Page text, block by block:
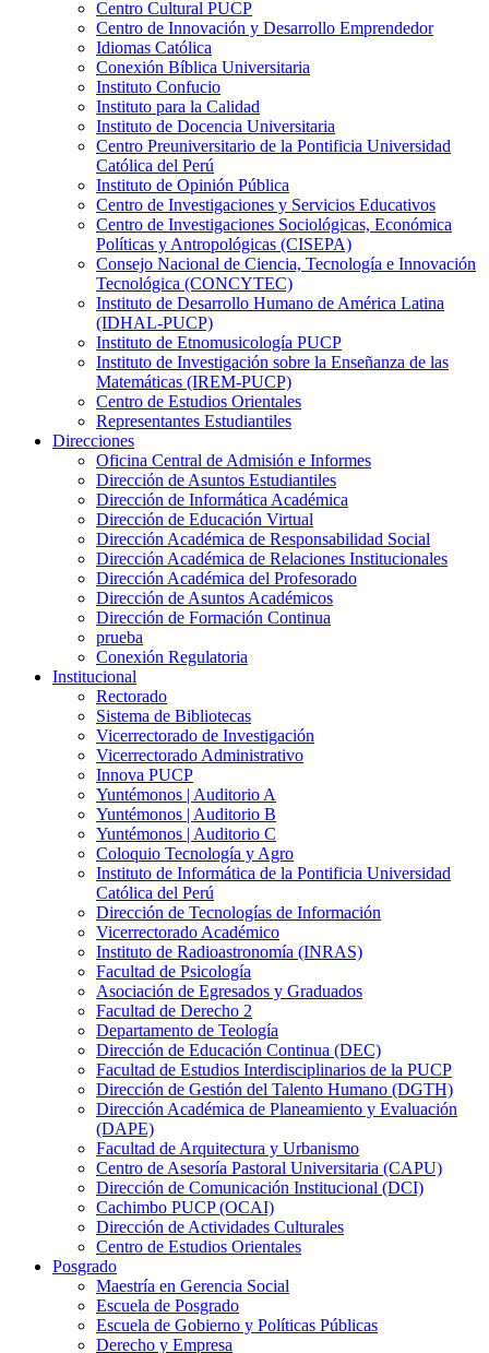
Centro Cultural PUCP
Centro de Innovación y Desarrollo Emprendedor
Idiomas Católica
Conexión Bíblica Universitaria
Instituto Confucio
Instituto para la Calidad
Instituto de Docencia Universitaria
Centro Preuniversitario de la Pontificia Universidad
Católica del Perú
Instituto de Opinión Pública
Centro de Investigaciones y Servicios Educativos
Centro de Investigaciones Sociológicas, Económica
Políticas y Antropológicas (CISEPA)
Consejo Nacional de Ciencia, Tecnología e Innovación
Tecnológica (CONCYTEC)
Instituto de Desarrollo Humano de América Latina
(IDHAL-PUCP)
Instituto de Etnomusicología PUCP
Instituto de Investigación sobre la Enseñanza de las
Matemáticas (IREM-PUCP)
Centro de Estudios Orientales
Representantes Estudiantiles
Direcciones
Oficina Central de Admisión e Informes
Dirección de Asuntos Estudiantiles
Dirección de Informática Académica
Dirección de Educación Virtual
Dirección Académica de Responsabilidad Social
Dirección Académica de Relaciones Institucionales
Dirección Académica del Profesorado
Dirección de Asuntos Académicos
Dirección de Formación Continua
prueba
Conexión Regulatoria
Institucional
Rectorado
Sistema de Bibliotecas
Vicerrectorado de Investigación
Vicerrectorado Administrativo
Innova PUCP
Yuntémonos | Auditorio A
Yuntémonos | Auditorio B
Yuntémonos | Auditorio C
Coloquio Tecnología y Agro
Instituto de Informática de la Pontificia Universidad
Católica del Perú
Dirección de Tecnologías de Información
Vicerrectorado Académico
Instituto de Radioastronomía (INRAS)
Facultad de Psicología
Asociación de Egresados y Graduados
Facultad de Derecho 2
Departamento de Teología
Dirección de Educación Continua (DEC)
Facultad de Estudios Interdisciplinarios de la PUCP
Dirección de Gestión del Talento Humano (DGTH)
Dirección Académica de Planeamiento y Evaluación
(DAPE)
Facultad de Arquitectura y Urbanismo
Centro de Asesoría Pastoral Universitaria (CAPU)
Dirección de Comunicación Institucional (DCI)
Cachimbo PUCP (OCAI)
Dirección de Actividades Culturales
Centro de Estudios Orientales
Posgrado
Maestría en Gerencia Social
Escuela de Posgrado
Escuela de Gobierno y Políticas Públicas
Derecho y Empresa